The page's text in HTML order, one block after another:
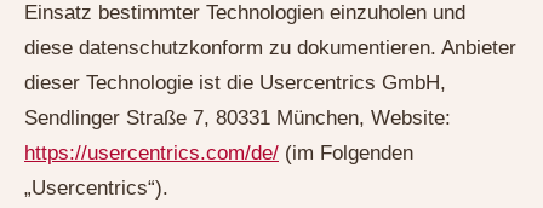
Einsatz bestimmter Technologien einzuholen und
diese datenschutzkonform zu dokumentieren. Anbieter
dieser Technologie ist die Usercentrics GmbH,
Sendlinger Straße 7, 80331 München, Website:
https://usercentrics.com/de/ (im Folgenden
„Usercentrics“).